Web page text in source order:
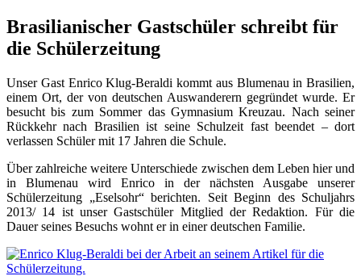
Brasilianischer Gastschüler schreibt für
die Schülerzeitung
Unser Gast Enrico Klug-Beraldi kommt aus Blumenau in Brasilien,
einem Ort, der von deutschen Auswanderern gegründet wurde. Er
besucht bis zum Sommer das Gymnasium Kreuzau. Nach seiner
Rückkehr nach Brasilien ist seine Schulzeit fast beendet – dort
verlassen Schüler mit 17 Jahren die Schule.
Über zahlreiche weitere Unterschiede zwischen dem Leben hier und
in Blumenau wird Enrico in der nächsten Ausgabe unserer
Schülerzeitung „Eselsohr“ berichten. Seit Beginn des Schuljahrs
2013/ 14 ist unser Gastschüler Mitglied der Redaktion. Für die
Dauer seines Besuchs wohnt er in einer deutschen Familie.